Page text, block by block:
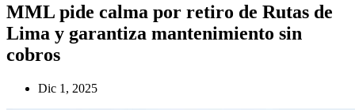
MML pide calma por retiro de Rutas de
Lima y garantiza mantenimiento sin
cobros
Dic 1, 2025